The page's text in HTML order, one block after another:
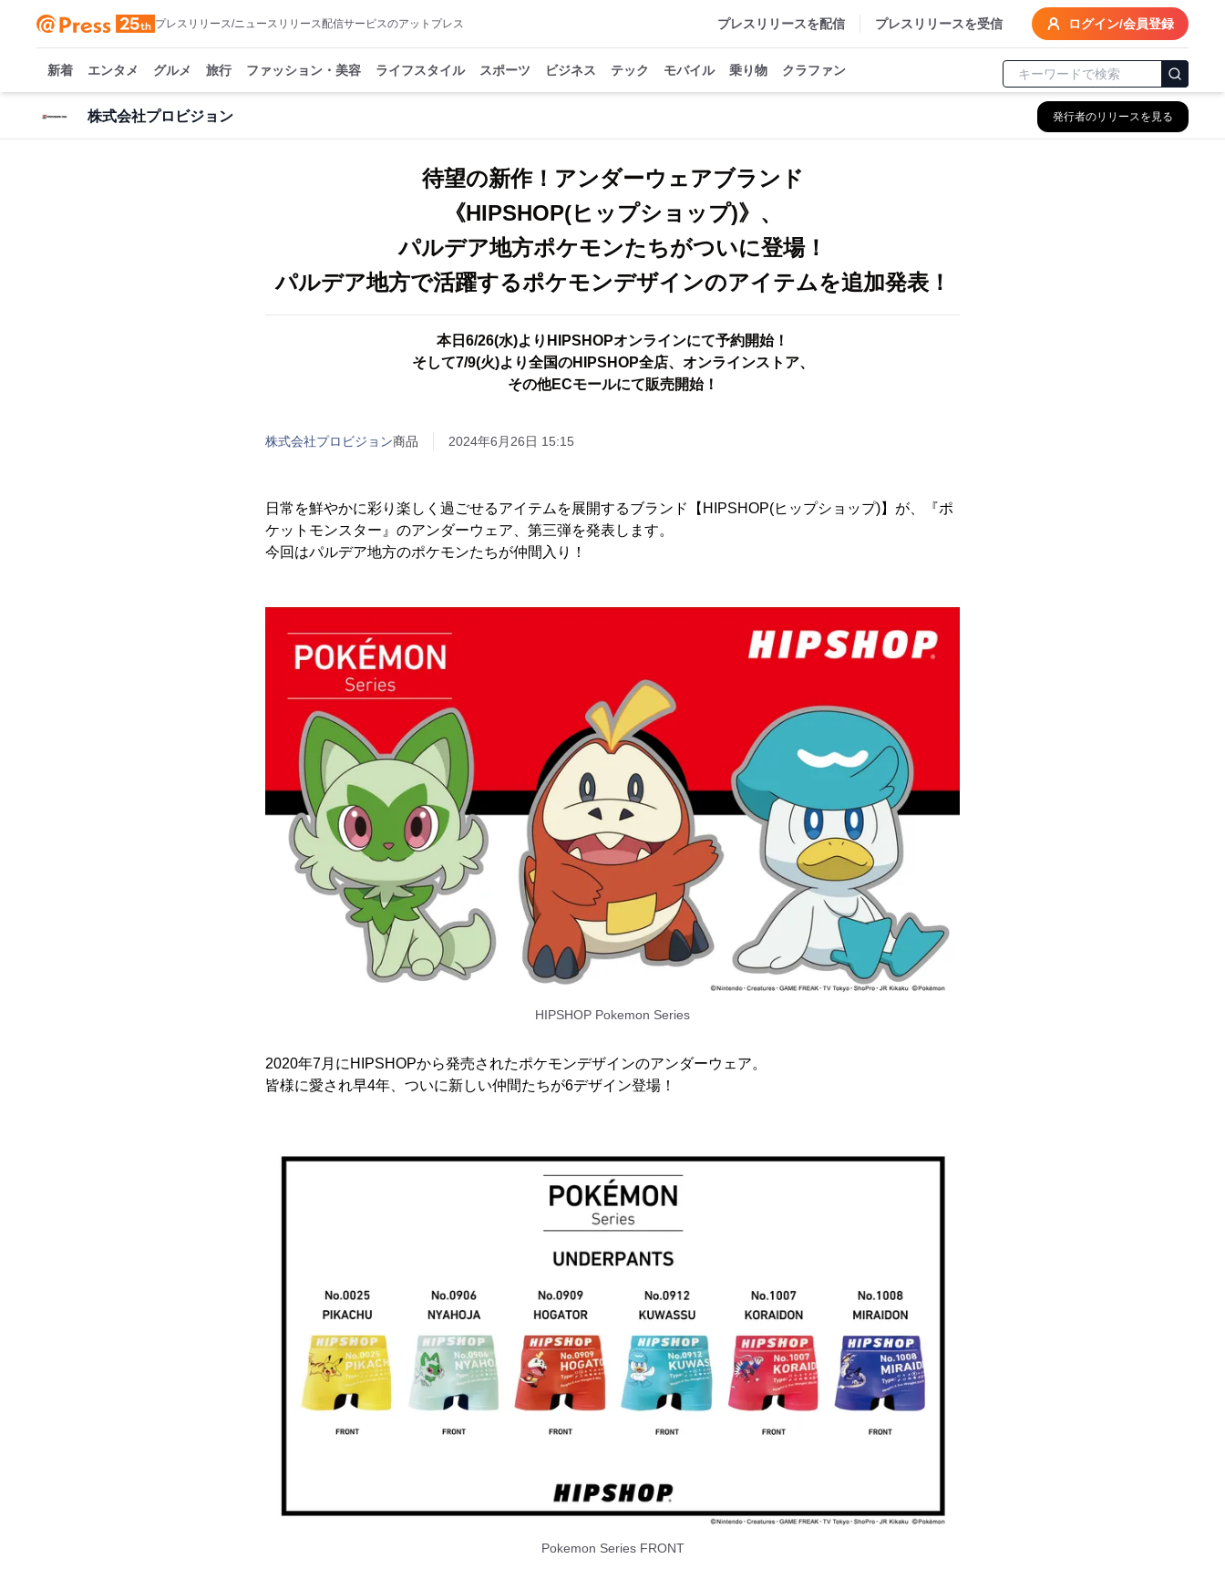
プレスリリース/ニュースリリース配信サービスのアットプレス プレスリリースを配信 プレスリリースを受信 ログイン/会員登録
新着 エンタメ グルメ 旅行 ファッション・美容 ライフスタイル スポーツ ビジネス テック モバイル 乗り物 クラファン
株式会社プロビジョン 発行者のリリースを見る
待望の新作！アンダーウェアブランド
《HIPSHOP(ヒップショップ)》、
パルデア地方ポケモンたちがついに登場！
パルデア地方で活躍するポケモンデザインのアイテムを追加発表！
本日6/26(水)よりHIPSHOPオンラインにて予約開始！
そして7/9(火)より全国のHIPSHOP全店、オンラインストア、
その他ECモールにて販売開始！
株式会社プロビジョン商品 2024年6月26日 15:15
日常を鮮やかに彩り楽しく過ごせるアイテムを展開するブランド【HIPSHOP(ヒップショップ)】が、『ポ
ケットモンスター』のアンダーウェア、第三弾を発表します。
今回はパルデア地方のポケモンたちが仲間入り！
HIPSHOP Pokemon Series
2020年7月にHIPSHOPから発売されたポケモンデザインのアンダーウェア。
皆様に愛され早4年、ついに新しい仲間たちが6デザイン登場！
Pokemon Series FRONT